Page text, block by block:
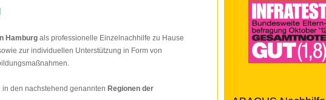
Hamburg als professionelle Einzelnachhilfe zu Hause
zur individuellen Unterstützung in Form von
den nachstehend genannten Regionen der